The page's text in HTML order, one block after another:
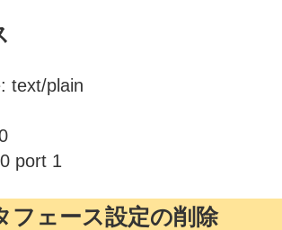
text/plain
port 1
フェース設定の削除